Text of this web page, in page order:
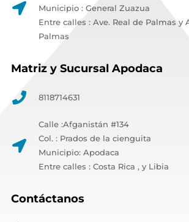
Municipio : General Zuazua
Entre calles : Ave. Real de Palmas y
Palmas
Matriz y Sucursal Apodaca
8118714631
Calle :Afganistán #134
Col. : Prados de la cienguita
Municipio: Apodaca
Entre calles : Costa Rica , y Libia
Contáctanos